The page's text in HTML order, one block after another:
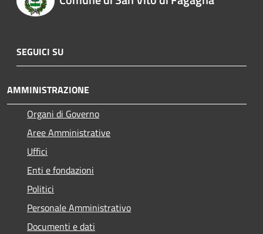
SEGUICI SU
AMMINISTRAZIONE
Organi di Governo
Aree Amministrative
Uffici
Enti e fondazioni
Politici
Personale Amministrativo
Documenti e dati